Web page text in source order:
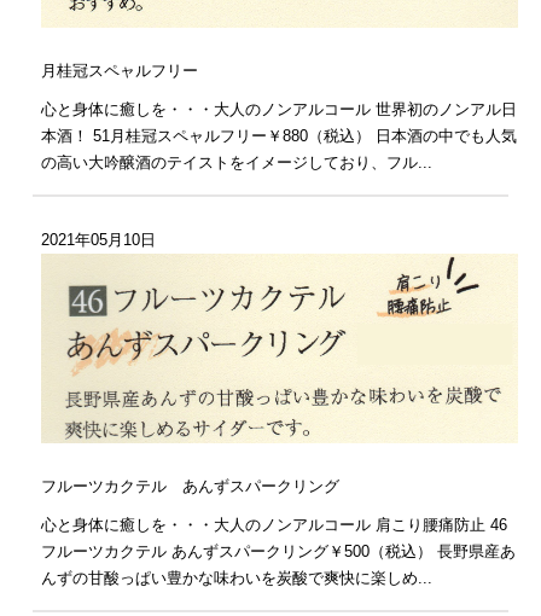
月桂冠スペャルフリー
心と身体に癒しを・・・大人のノンアルコール 世界初のノンアル日
本酒！ 51月桂冠スペャルフリー￥880（税込） 日本酒の中でも人気
の高い大吟醸酒のテイストをイメージしており、フル...
2021年05月10日
フルーツカクテル あんずスパークリング
心と身体に癒しを・・・大人のノンアルコール 肩こり腰痛防止 46
フルーツカクテル あんずスパークリング￥500（税込） 長野県産あ
んずの甘酸っぱい豊かな味わいを炭酸で爽快に楽しめ...